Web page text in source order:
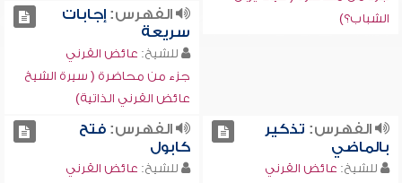
الشباب؟)
الفهرس:إجابات
سريعة
للشيخ: عائض القرني
جزء من محاضرة ( سيرة الشيخ
عائض القرني الذاتية)
الفهرس: تذكير
بالماضي
للشيخ: عائض القرني
الفهرس:فتح
كابول
للشيخ: عائض القرني